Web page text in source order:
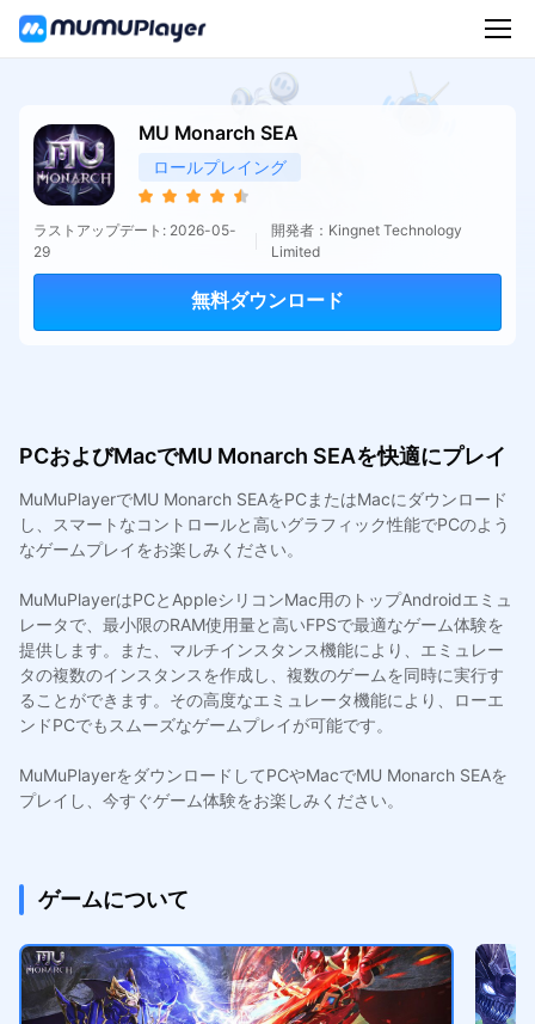
MU Monarch SEA
ロールプレイング
ラストアップデート: 2026-05-
29
開発者：Kingnet Technology
Limited
無料ダウンロード
PCおよびMacでMU Monarch SEAを快適にプレイ
MuMuPlayerでMU Monarch SEAをPCまたはMacにダウンロード
し、スマートなコントロールと高いグラフィック性能でPCのよう
なゲームプレイをお楽しみください。
MuMuPlayerはPCとAppleシリコンMac用のトップAndroidエミュ
レータで、最小限のRAM使用量と高いFPSで最適なゲーム体験を
提供します。また、マルチインスタンス機能により、エミュレー
タの複数のインスタンスを作成し、複数のゲームを同時に実行す
ることができます。その高度なエミュレータ機能により、ローエ
ンドPCでもスムーズなゲームプレイが可能です。
MuMuPlayerをダウンロードしてPCやMacでMU Monarch SEAを
プレイし、今すぐゲーム体験をお楽しみください。
ゲームについて